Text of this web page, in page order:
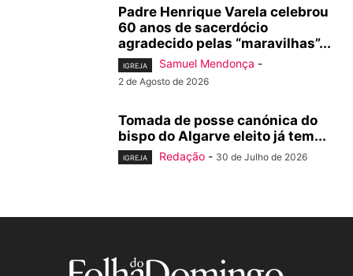
Padre Henrique Varela celebrou
60 anos de sacerdócio
agradecido pelas “maravilhas”...
IGREJA Samuel Mendonça -
2 de Agosto de 2026
Tomada de posse canónica do
bispo do Algarve eleito já tem...
IGREJA Redação - 30 de Julho de 2026